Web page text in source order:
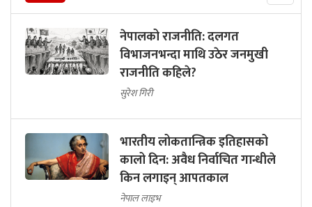
नेपालको राजनीति: दलगत
विभाजनभन्दा माथि उठेर जनमुखी
राजनीति कहिले?
सुरेश गिरी
भारतीय लोकतान्त्रिक इतिहासको
कालो दिन: अवैध निर्वाचित गान्धीले
किन लगाइन् आपतकाल
नेपाल लाइभ